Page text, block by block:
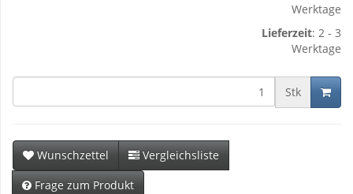
Werktage
Lieferzeit: 2 - 3
Werktage
Stk
Wunschzettel
Vergleichsliste
Frage zum Produkt